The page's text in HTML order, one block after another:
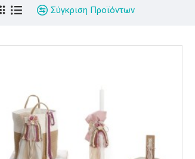
Σύγκριση Προϊόντων